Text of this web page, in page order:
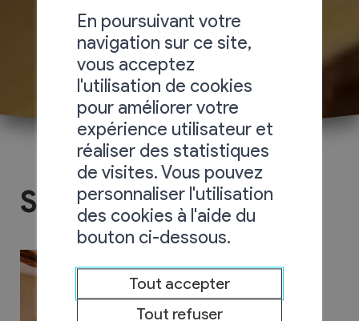
Studio Bilbo
En poursuivant votre
navigation sur ce site,
vous acceptez
l'utilisation de cookies
pour améliorer votre
expérience utilisateur et
réaliser des statistiques
de visites. Vous pouvez
personnaliser l'utilisation
des cookies à l'aide du
bouton ci-dessous.
Tout accepter
Tout refuser